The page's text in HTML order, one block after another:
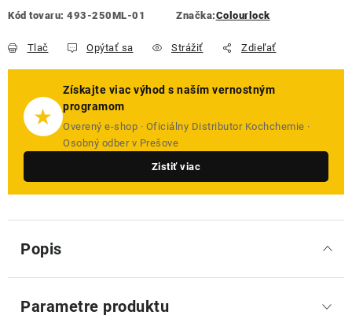
Kód tovaru: 493-250ML-01 Značka:Colourlock
Tlač Opýtať sa Strážiť Zdieľať
★
Získajte viac výhod s naším vernostným
programom
Overený e-shop · Oficiálny Distributor Kochchemie ·
Osobný odber v Prešove
Zistiť viac
Popis
Parametre produktu